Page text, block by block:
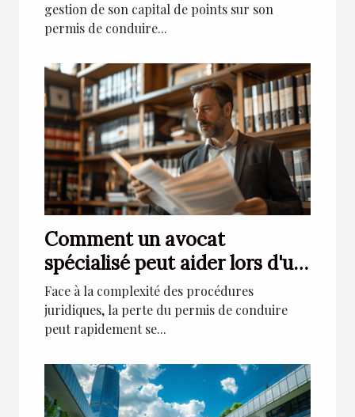
gestion de son capital de points sur son
permis de conduire...
Comment un avocat
spécialisé peut aider lors d'un
retrait de permis de conduire
Face à la complexité des procédures
juridiques, la perte du permis de conduire
peut rapidement se...